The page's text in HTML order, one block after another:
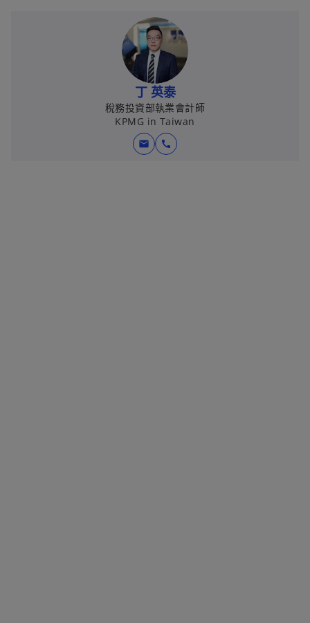
丁 英泰
稅務投資部執業會計師
KPMG in Taiwan
mail call